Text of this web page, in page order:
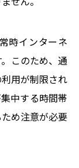
時インターネ
このため、通
用が制限され
中する時間帯
め注意が必要